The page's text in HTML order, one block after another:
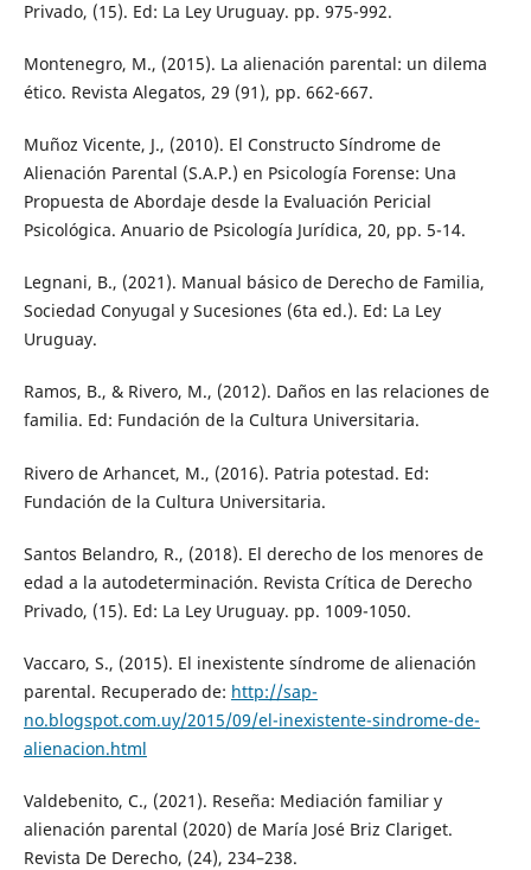
Privado, (15). Ed: La Ley Uruguay. pp. 975-992.
Montenegro, M., (2015). La alienación parental: un dilema
ético. Revista Alegatos, 29 (91), pp. 662-667.
Muñoz Vicente, J., (2010). El Constructo Síndrome de
Alienación Parental (S.A.P.) en Psicología Forense: Una
Propuesta de Abordaje desde la Evaluación Pericial
Psicológica. Anuario de Psicología Jurídica, 20, pp. 5-14.
Legnani, B., (2021). Manual básico de Derecho de Familia,
Sociedad Conyugal y Sucesiones (6ta ed.). Ed: La Ley
Uruguay.
Ramos, B., & Rivero, M., (2012). Daños en las relaciones de
familia. Ed: Fundación de la Cultura Universitaria.
Rivero de Arhancet, M., (2016). Patria potestad. Ed:
Fundación de la Cultura Universitaria.
Santos Belandro, R., (2018). El derecho de los menores de
edad a la autodeterminación. Revista Crítica de Derecho
Privado, (15). Ed: La Ley Uruguay. pp. 1009-1050.
Vaccaro, S., (2015). El inexistente síndrome de alienación
parental. Recuperado de: http://sap-
no.blogspot.com.uy/2015/09/el-inexistente-sindrome-de-
alienacion.html
Valdebenito, C., (2021). Reseña: Mediación familiar y
alienación parental (2020) de María José Briz Clariget.
Revista De Derecho, (24), 234–238.